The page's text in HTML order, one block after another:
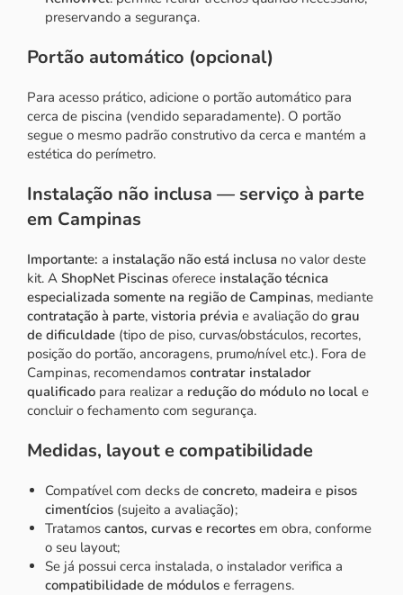
preservando a segurança.
Portão automático (opcional)
Para acesso prático, adicione o portão automático para
cerca de piscina (vendido separadamente). O portão
segue o mesmo padrão construtivo da cerca e mantém a
estética do perímetro.
Instalação não inclusa — serviço à parte
em Campinas
Importante: a instalação não está inclusa no valor deste
kit. A ShopNet Piscinas oferece instalação técnica
especializada somente na região de Campinas, mediante
contratação à parte, vistoria prévia e avaliação do grau
de dificuldade (tipo de piso, curvas/obstáculos, recortes,
posição do portão, ancoragens, prumo/nível etc.). Fora de
Campinas, recomendamos contratar instalador
qualificado para realizar a redução do módulo no local e
concluir o fechamento com segurança.
Medidas, layout e compatibilidade
Compatível com decks de concreto, madeira e pisos
cimentícios (sujeito a avaliação);
Tratamos cantos, curvas e recortes em obra, conforme
o seu layout;
Se já possui cerca instalada, o instalador verifica a
compatibilidade de módulos e ferragens.